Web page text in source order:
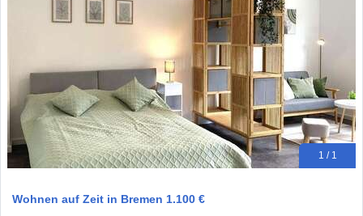
1 / 1
Wohnen auf Zeit in Bremen 1.100 €